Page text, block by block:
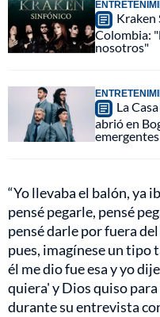
Kraken
Colombia:
nosotros"
La
abrió en
emergentes
“Yo llevaba el balón, ya
pensé pegarle, pensé
pensé darle por fuera
pues, imagínese un tipo
él me dio fue esa y yo
quiera' y Dios quiso para
durante su entrevista